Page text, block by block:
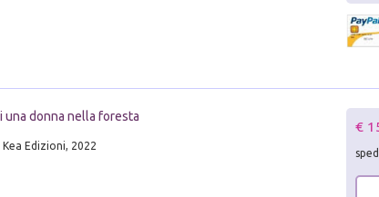
una donna nella foresta
Kea Edizioni, 2022
€